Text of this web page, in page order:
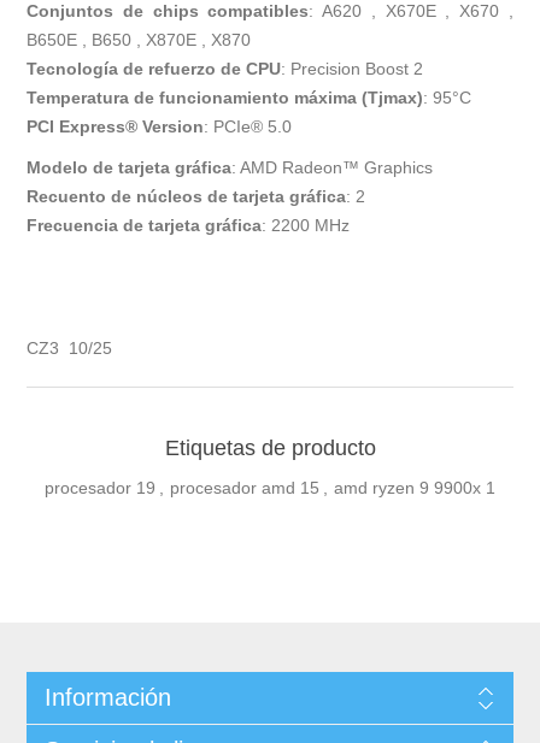
Conjuntos de chips compatibles: A620 , X670E , X670 ,
B650E , B650 , X870E , X870
Tecnología de refuerzo de CPU: Precision Boost 2
Temperatura de funcionamiento máxima (Tjmax): 95°C
PCI Express® Version: PCIe® 5.0
Modelo de tarjeta gráfica: AMD Radeon™ Graphics
Recuento de núcleos de tarjeta gráfica: 2
Frecuencia de tarjeta gráfica: 2200 MHz
CZ3 10/25
Etiquetas de producto
procesador 19 , procesador amd 15 , amd ryzen 9 9900x 1
Información